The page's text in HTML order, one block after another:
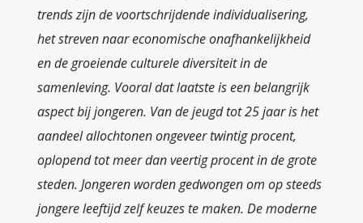
trends zijn de voortschrijdende individualisering,
het streven naar economische onafhankelijkheid
en de groeiende culturele diversiteit in de
samenleving. Vooral dat laatste is een belangrijk
aspect bij jongeren. Van de jeugd tot 25 jaar is het
aandeel allochtonen ongeveer twintig procent,
oplopend tot meer dan veertig procent in de grote
steden. Jongeren worden gedwongen om op steeds
jongere leeftijd zelf keuzes te maken. De moderne